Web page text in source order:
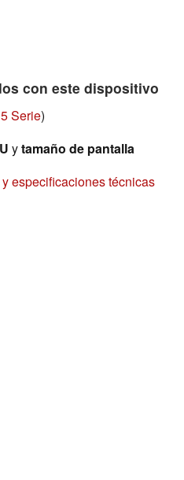
con este dispositivo
Serie)
ytamaño de pantalla
especificaciones técnicas